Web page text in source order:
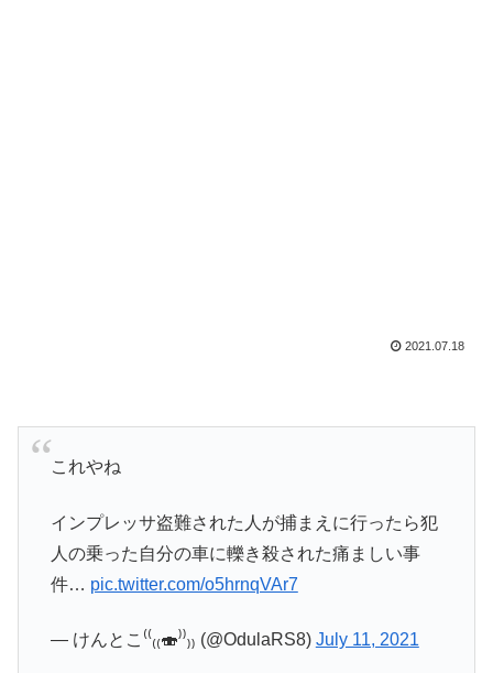
2021.07.18
これやね
インプレッサ盗難された人が捕まえに行ったら犯
人の乗った自分の車に轢き殺された痛ましい事
件… pic.twitter.com/o5hrnqVAr7
— けんとこ⁽⁽₍₍🍣⁾⁾₎₎ (@OdulaRS8) July 11, 2021